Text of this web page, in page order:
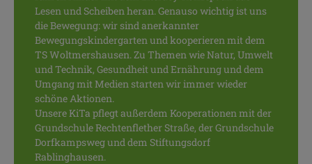
Lesen und Scheiben heran. Genauso wichtig ist uns
die Bewegung: wir sind anerkannter
Bewegungskindergarten und kooperieren mit dem
TS Woltmershausen. Zu Themen wie Natur, Umwelt
und Technik, Gesundheit und Ernährung und dem
Umgang mit Medien starten wir immer wieder
schöne Aktionen.
Unsere KiTa pflegt außerdem Kooperationen mit der
Grundschule Rechtenflether Straße, der Grundschule
Dorfkampsweg und dem Stiftungsdorf
Rablinghausen.